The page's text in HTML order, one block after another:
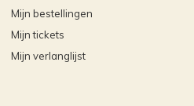
Mijn bestellingen
Mijn tickets
Mijn verlanglijst